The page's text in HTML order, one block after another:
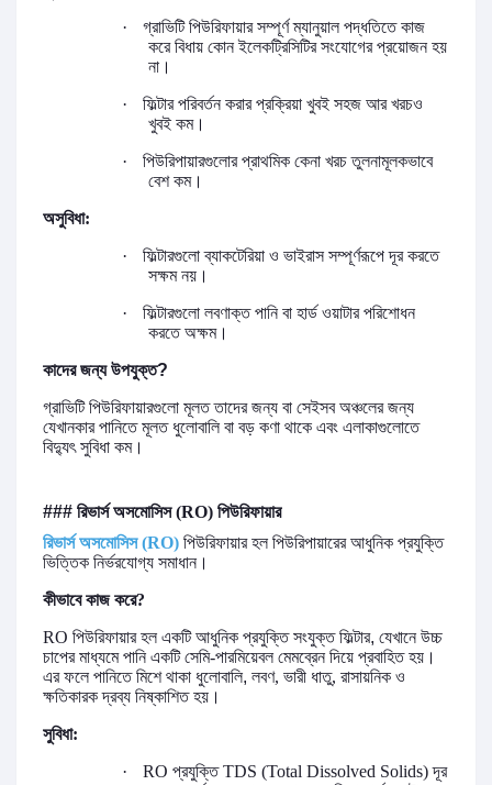
·
গ্রাভিটি পিউরিফায়ার সম্পূর্ণ ম্যানুয়াল পদ্ধতিতে কাজ
করে বিধায় কোন ইলেকট্রিসিটির সংযোগের প্রয়োজন হয়
না।
·
ফিল্টার পরিবর্তন করার প্রক্রিয়া খুবই সহজ আর খরচও
খুবই কম।
·
পিউরিপায়ারগুলোর প্রাথমিক কেনা খরচ তুলনামূলকভাবে
বেশ কম।
অসুবিধা:
·
ফিল্টারগুলো ব্যাকটেরিয়া ও ভাইরাস সম্পূর্ণরূপে দূর করতে
সক্ষম নয়।
·
ফিল্টারগুলো লবণাক্ত পানি বা হার্ড ওয়াটার পরিশোধন
করতে অক্ষম।
কাদের জন্য উপযুক্ত?
গ্রাভিটি পিউরিফায়ারগুলো মূলত তাদের জন্য বা সেইসব অঞ্চলের জন্য
যেখানকার পানিতে মূলত ধুলোবালি বা বড় কণা থাকে এবং এলাকাগুলোতে
বিদ্যুৎ সুবিধা কম।
### রিভার্স অসমোসিস(RO) পিউরিফায়ার
রিভার্স অসমোসিস(RO) পিউরিফায়ার হল পিউরিপায়ারের আধুনিক প্রযুক্তি
ভিত্তিক নির্ভরযোগ্য সমাধান।
কীভাবে কাজ করে?
RO পিউরিফায়ার হল একটি আধুনিক প্রযুক্তি সংযুক্ত ফিল্টার, যেখানে উচ্চ
চাপের মাধ্যমে পানি একটি সেমি-পারমিয়েবল মেমব্রেন দিয়ে প্রবাহিত হয়।
এর ফলে পানিতে মিশে থাকা ধুলোবালি, লবণ, ভারী ধাতু, রাসায়নিক ও
ক্ষতিকারক দ্রব্য নিষ্কাশিত হয়।
সুবিধা:
·
RO প্রযুক্তিTDS (Total Dissolved Solids)দূর